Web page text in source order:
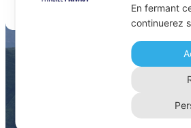
Tapas
Home
En fermant
continuerez